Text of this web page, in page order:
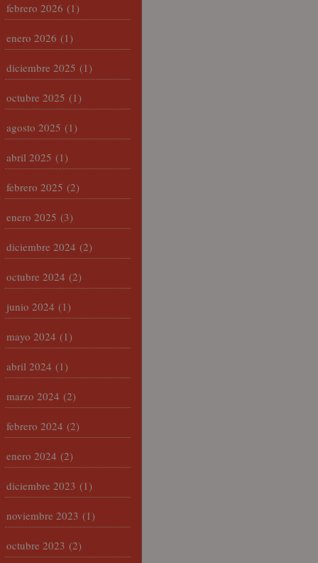
febrero 2026 (1)
enero 2026 (1)
diciembre 2025 (1)
octubre 2025 (1)
agosto 2025 (1)
abril 2025 (1)
febrero 2025 (2)
enero 2025 (3)
diciembre 2024 (2)
octubre 2024 (2)
junio 2024 (1)
mayo 2024 (1)
abril 2024 (1)
marzo 2024 (2)
febrero 2024 (2)
enero 2024 (2)
diciembre 2023 (1)
noviembre 2023 (1)
octubre 2023 (2)